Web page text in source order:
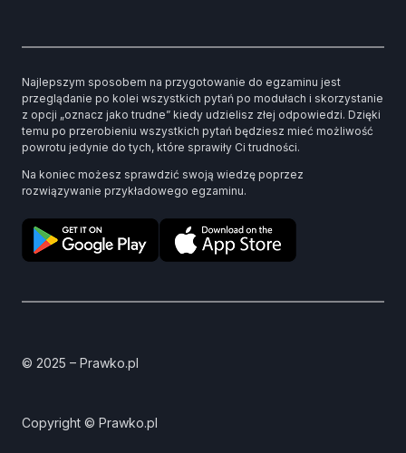
Najlepszym sposobem na przygotowanie do egzaminu jest
przeglądanie po kolei wszystkich pytań po modułach i skorzystanie
z opcji „oznacz jako trudne” kiedy udzielisz złej odpowiedzi. Dzięki
temu po przerobieniu wszystkich pytań będziesz mieć możliwość
powrotu jedynie do tych, które sprawiły Ci trudności.
Na koniec możesz sprawdzić swoją wiedzę poprzez
rozwiązywanie przykładowego egzaminu.
© 2025 – Prawko.pl
Copyright © Prawko.pl